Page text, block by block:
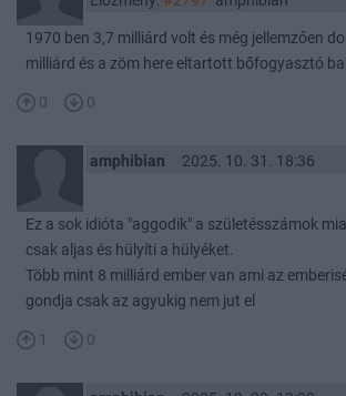
1970 ben 3,7 milliárd volt és még jellemzően
milliárd és a zöm here eltartott bőfogyasztó
0 0
amphibian 2025. 10. 31. 18:36
Ez a sok idióta "aggodik" a születésszámok
csak aljas és hülyíti a hülyéket.
Több mint 8 milliárd ember van ami az
gondja csak az agyukig nem jut el
1 0